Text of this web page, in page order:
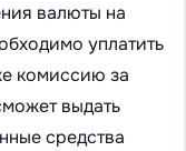
валюты на
уплатить
комиссию за
выдать
средства